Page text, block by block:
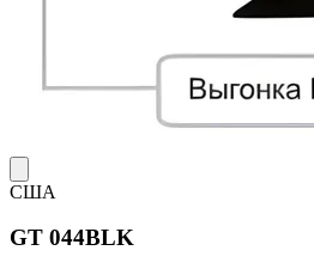
США
GT 044BLK